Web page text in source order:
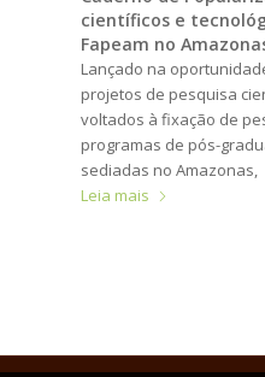
científicos e
Fapeam no
Lançado na
projetos de pesquisa
voltados à fixação de
programas de pós-
sediadas no Amazonas,
Leia mais